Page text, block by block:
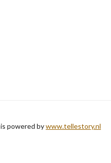
powered bywww.tellestory.nl